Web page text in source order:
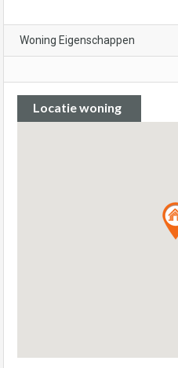
Woning Eigenschappen
Locatie woning